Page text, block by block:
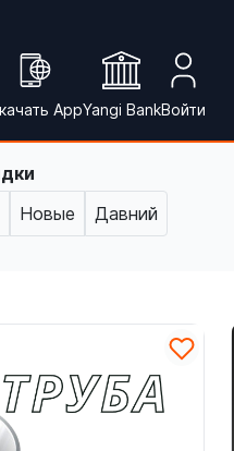
AppYangi BankВойти
Новые Давний